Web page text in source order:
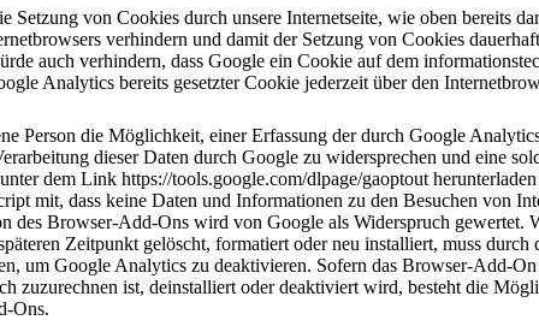
Setzung von Cookies durch unsere Internetseite, wie oben bereits
verhindern und damit der Setzung von Cookies
auch verhindern, dass Google ein Cookie auf dem
Analytics bereits gesetzter Cookie jederzeit über den
Person die Möglichkeit, einer Erfassung der durch Google
dieser Daten durch Google zu widersprechen und eine
dem Link https://tools.google.com/dlpage/gaoptout
mit, dass keine Daten und Informationen zu den Besuchen von
des Browser-Add-Ons wird von Google als Widerspruch gewertet.
Zeitpunkt gelöscht, formatiert oder neu installiert, muss
um Google Analytics zu deaktivieren. Sofern das Browser-Add-
zuzurechnen ist, deinstalliert oder deaktiviert wird, besteht die
Ons.